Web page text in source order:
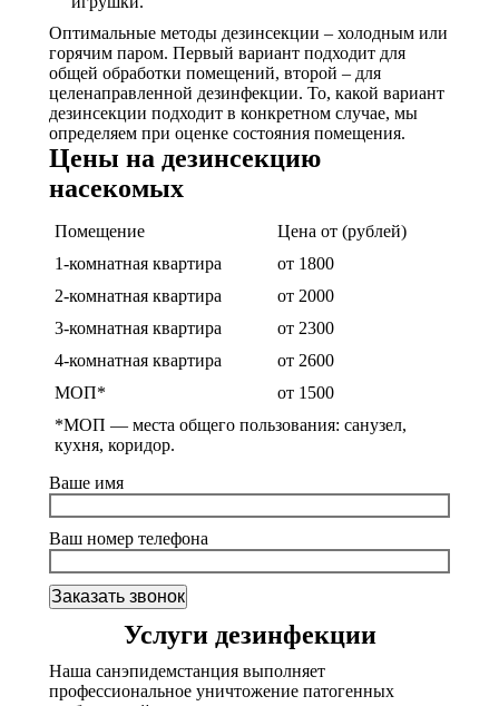
Оптимальные методы дезинсекции – холодным или
горячим паром. Первый вариант подходит для
общей обработки помещений, второй – для
целенаправленной дезинфекции. То, какой вариант
дезинсекции подходит в конкретном случае, мы
определяем при оценке состояния помещения.
Цены на дезинсекцию
насекомых
Помещение
Цена от (рублей)
1-комнатная квартира
от 1800
2-комнатная квартира
от 2000
3-комнатная квартира
от 2300
4-комнатная квартира
от 2600
МОП*
от 1500
*МОП — места общего пользования: санузел,
кухня, коридор.
Ваше имя
Ваш номер телефона
Услуги дезинфекции
Наша санэпидемстанция выполняет
профессиональное уничтожение патогенных